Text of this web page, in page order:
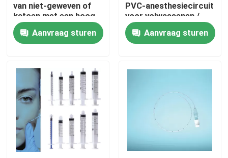
Producten
Video's
Over ons
Fabriekstocht
Kwaliteitscontrole
van niet-geweven of
katoen met een hoog
elastisch weefsel voor
chirurgie aangepaste
grootte kleur
Aanvraag sturen
PVC-anesthesiecircuit
voor volwassenen /
kinderen
Aanvraag sturen